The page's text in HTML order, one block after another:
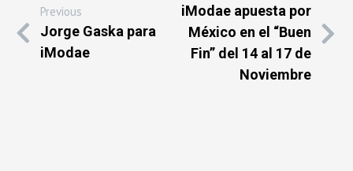
Previous
Jorge Gaska para
iModae
iModae apuesta por
México en el “Buen
Fin” del 14 al 17 de
Noviembre